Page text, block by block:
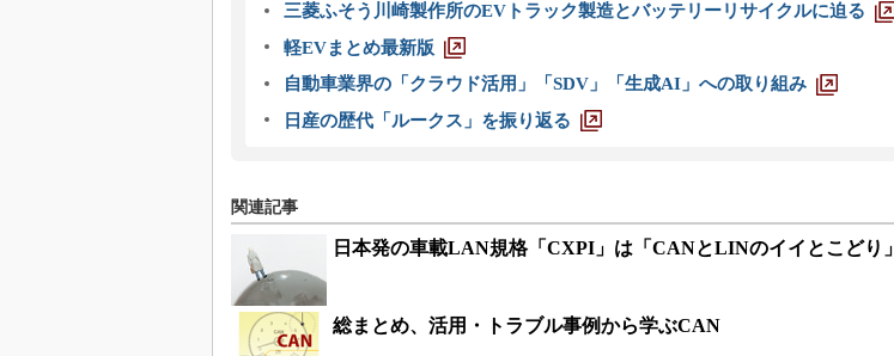
三菱ふそう川崎製作所のEVトラック製造とバッテリーリサイクルに迫る
軽EVまとめ最新版
自動車業界の「クラウド活用」「SDV」「生成AI」への取り組み
日産の歴代「ルークス」を振り返る
関連記事
日本発の車載LAN規格「CXPI」は「CANとLINのイイとこどり」
総まとめ、活用・トラブル事例から学ぶCAN